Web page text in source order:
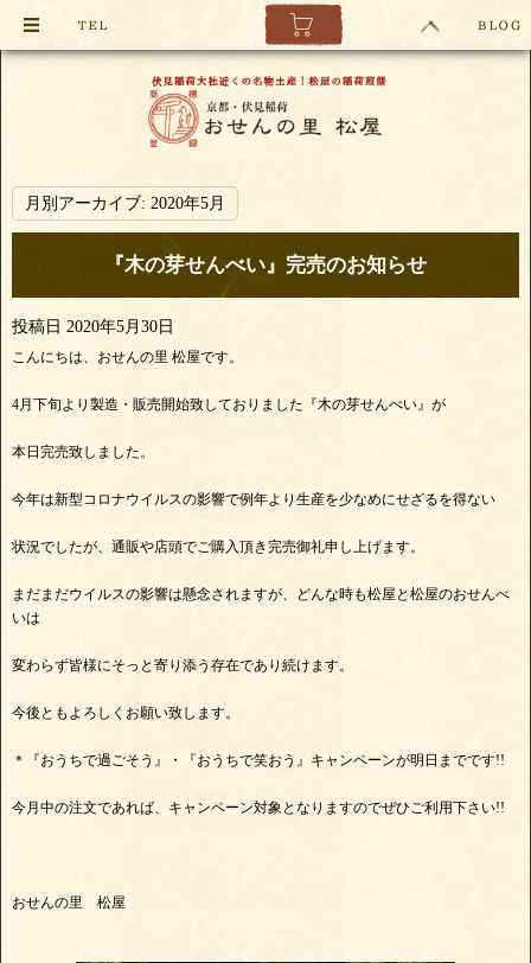
月別アーカイブ: 2020年5月
『木の芽せんべい』完売のお知らせ
投稿日 2020年5月30日
こんにちは、おせんの里 松屋です。
4月下旬より製造・販売開始致しておりました『木の芽せんべい』が
本日完売致しました。
今年は新型コロナウイルスの影響で例年より生産を少なめにせざるを得ない
状況でしたが、通販や店頭でご購入頂き完売御礼申し上げます。
まだまだウイルスの影響は懸念されますが、どんな時も松屋と松屋のおせんべ
いは
変わらず皆様にそっと寄り添う存在であり続けます。
今後ともよろしくお願い致します。
＊『おうちで過ごそう』・『おうちで笑おう』キャンペーンが明日までです!!
今月中の注文であれば、キャンペーン対象となりますのでぜひご利用下さい!!
おせんの里 松屋